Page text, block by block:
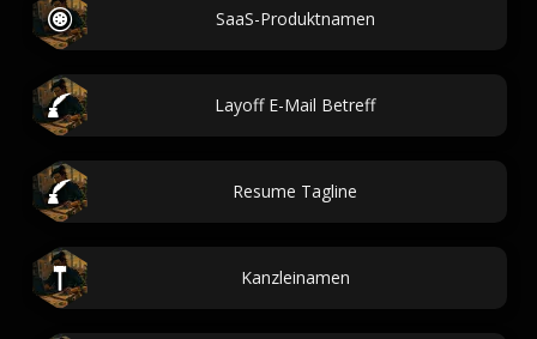
SaaS-Produktnamen
Layoff E-Mail Betreff
Resume Tagline
Kanzleinamen